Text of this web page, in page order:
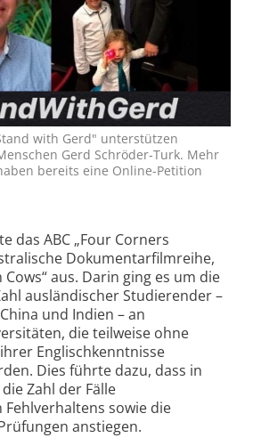
with Gerd" unterstützen
Gerd Schröder-Turk. Mehr
bereits eine Online-Petition
das ABC „Four Corners
Dokumentarfilmreihe,
Cows“ aus. Darin ging es um die
ausländischer Studierender –
und Indien – an
die teilweise ohne
Englischkenntnisse
Dies führte dazu, dass in
Zahl der Fälle
sowie die
anstiegen.